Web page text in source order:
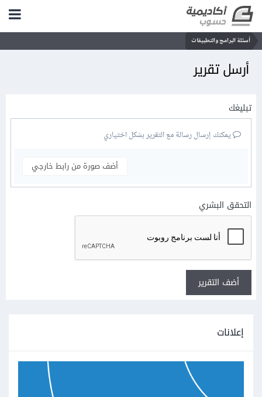
أسئلة البرامج والتطبيقات
أرسل تقرير
تبليغك
يمكنك إرسال رسالة مع التقرير بشكل اختياري
أضف صورة من رابط خارجي
التحقق البشري
أضف التقرير
إعلانات